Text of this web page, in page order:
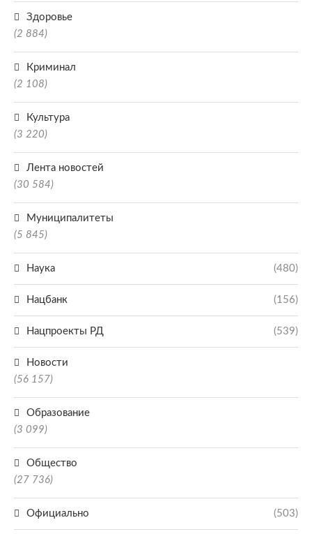
Здоровье
(2 884)
Криминал
(2 108)
Культура
(3 220)
Лента новостей
(30 584)
Муниципалитеты
(5 845)
Наука (480)
Нацбанк (156)
Нацпроекты РД (539)
Новости
(56 157)
Образование
(3 099)
Общество
(27 736)
Официально (503)